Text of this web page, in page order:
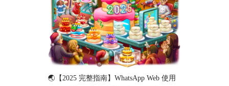
🌏【2025 完整指南】WhatsApp Web 使用